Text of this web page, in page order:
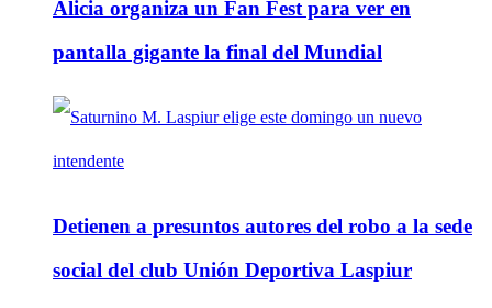
Alicia organiza un Fan Fest para ver en
pantalla gigante la final del Mundial
Detienen a presuntos autores del robo a la sede
social del club Unión Deportiva Laspiur